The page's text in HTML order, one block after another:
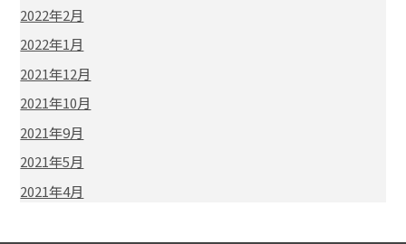
2022年2月
2022年1月
2021年12月
2021年10月
2021年9月
2021年5月
2021年4月